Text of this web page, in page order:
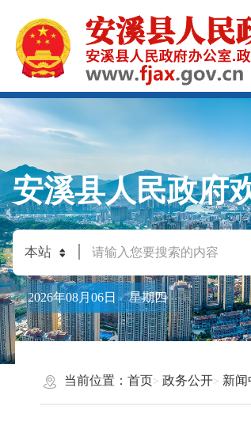
安溪县人民政府
2026年08月06日 星期四
当前位置： 首页 政务公开 新闻